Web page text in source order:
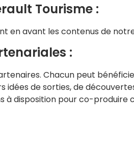
Tourisme :
en avant les contenus de
:
Chacun peut
de sorties, de
à disposition pour co-